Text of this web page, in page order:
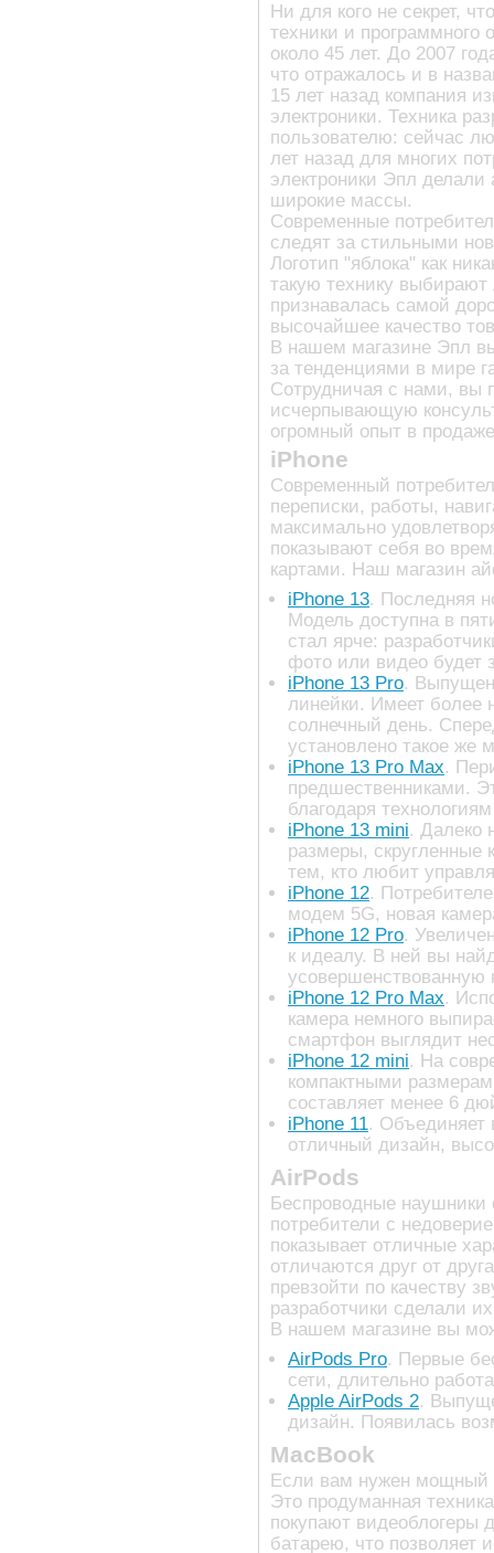
Ни для кого не секрет,
техники и программного
около 45 лет. До 2007
что отражалось и в
15 лет назад компания
электроники. Техника
пользователю: сейчас
лет назад для многих
электроники Эпл
широкие массы.
Современные
следят за стильными
Логотип "яблока" как
такую технику
признавалась самой
высочайшее качество
В нашем магазине Эпл
за тенденциями в мире
Сотрудничая с нами, вы
исчерпывающую
огромный опыт в
iPhone
Современный
переписки, работы,
максимально
показывают себя во
картами. Наш магазин
iPhone 13. Последняя
Модель доступна в
стал ярче:
фото или видео будет
iPhone 13 Pro.
линейки. Имеет более
солнечный день.
установлено такое же
iPhone 13 Pro Max.
предшественниками.
благодаря
iPhone 13 mini. Далеко
размеры, скругленные
тем, кто любит
iPhone 12.
модем 5G, новая
iPhone 12 Pro.
к идеалу. В ней вы
усовершенствованную
iPhone 12 Pro Max.
камера немного
смартфон выглядит
iPhone 12 mini. На
компактными
составляет менее 6
iPhone 11. Объединяет
отличный дизайн,
AirPods
Беспроводные
потребители с
показывает отличные
отличаются друг от
превзойти по качеству
разработчики сделали
В нашем магазине вы
AirPods Pro. Первые
сети, длительно
Apple AirPods 2.
дизайн. Появилась
MacBook
Если вам нужен мощный
Это продуманная
покупают видеоблогеры
батарею, что позволяет